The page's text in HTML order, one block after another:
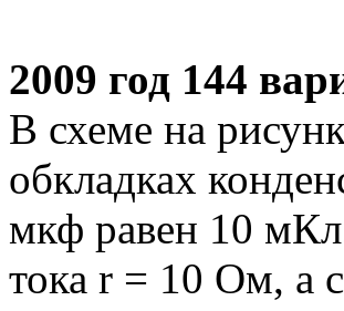
2009 год 144
В схеме на
обкладках
мкф равен 10
тока r = 10 Ом, а